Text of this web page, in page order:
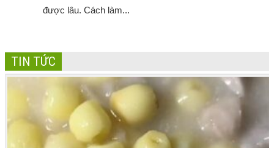
được lâu. Cách làm...
TIN TỨC